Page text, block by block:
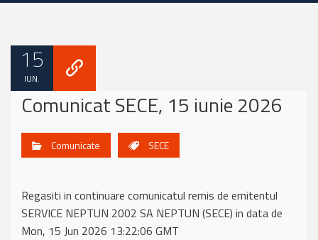
15
IUN.
Comunicat SECE, 15 iunie 2026
Comunicate SECE
Regasiti in continuare comunicatul remis de emitentul
SERVICE NEPTUN 2002 SA NEPTUN (SECE) in data de
Mon, 15 Jun 2026 13:22:06 GMT